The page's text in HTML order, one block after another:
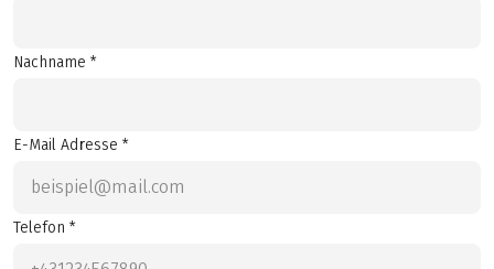
Nachname *
E-Mail Adresse *
Telefon *